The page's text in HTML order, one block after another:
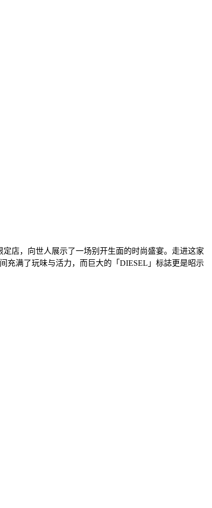
店，向世人展示了一场别开生面的时尚盛宴。走进这家
充满了玩味与活力，而巨大的「DIESEL」标誌更是昭示